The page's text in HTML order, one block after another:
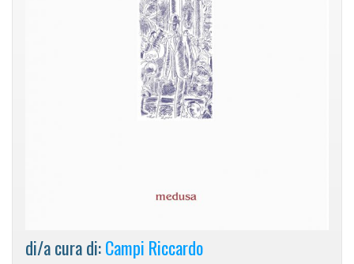
di/a cura di:Campi Riccardo